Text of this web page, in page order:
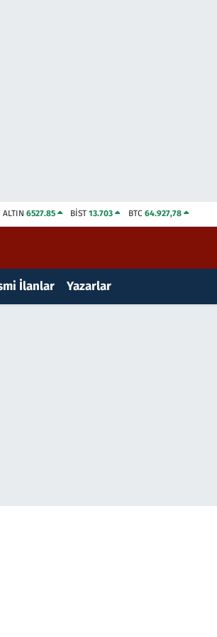
ALTIN 6527.85 BİST13.703 BTC 64.927,78
İlanlar Yazarlar